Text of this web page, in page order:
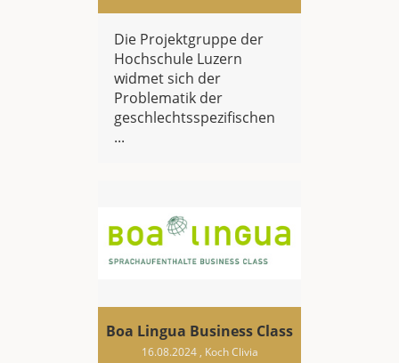
Die Projektgruppe der
Hochschule Luzern
widmet sich der
Problematik der
geschlechtsspezifischen
...
Boa Lingua Business Class
16.08.2024, Koch Clivia